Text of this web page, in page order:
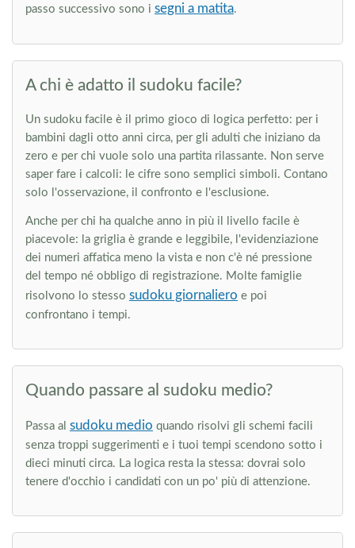
passo successivo sono i segni a matita.
A chi è adatto il sudoku facile?
Un sudoku facile è il primo gioco di logica perfetto: per i
bambini dagli otto anni circa, per gli adulti che iniziano da
zero e per chi vuole solo una partita rilassante. Non serve
saper fare i calcoli: le cifre sono semplici simboli. Contano
solo l'osservazione, il confronto e l'esclusione.
Anche per chi ha qualche anno in più il livello facile è
piacevole: la griglia è grande e leggibile, l'evidenziazione
dei numeri affatica meno la vista e non c'è né pressione
del tempo né obbligo di registrazione. Molte famiglie
risolvono lo stesso sudoku giornaliero e poi
confrontano i tempi.
Quando passare al sudoku medio?
Passa al sudoku medio quando risolvi gli schemi facili
senza troppi suggerimenti e i tuoi tempi scendono sotto i
dieci minuti circa. La logica resta la stessa: dovrai solo
tenere d'occhio i candidati con un po' più di attenzione.